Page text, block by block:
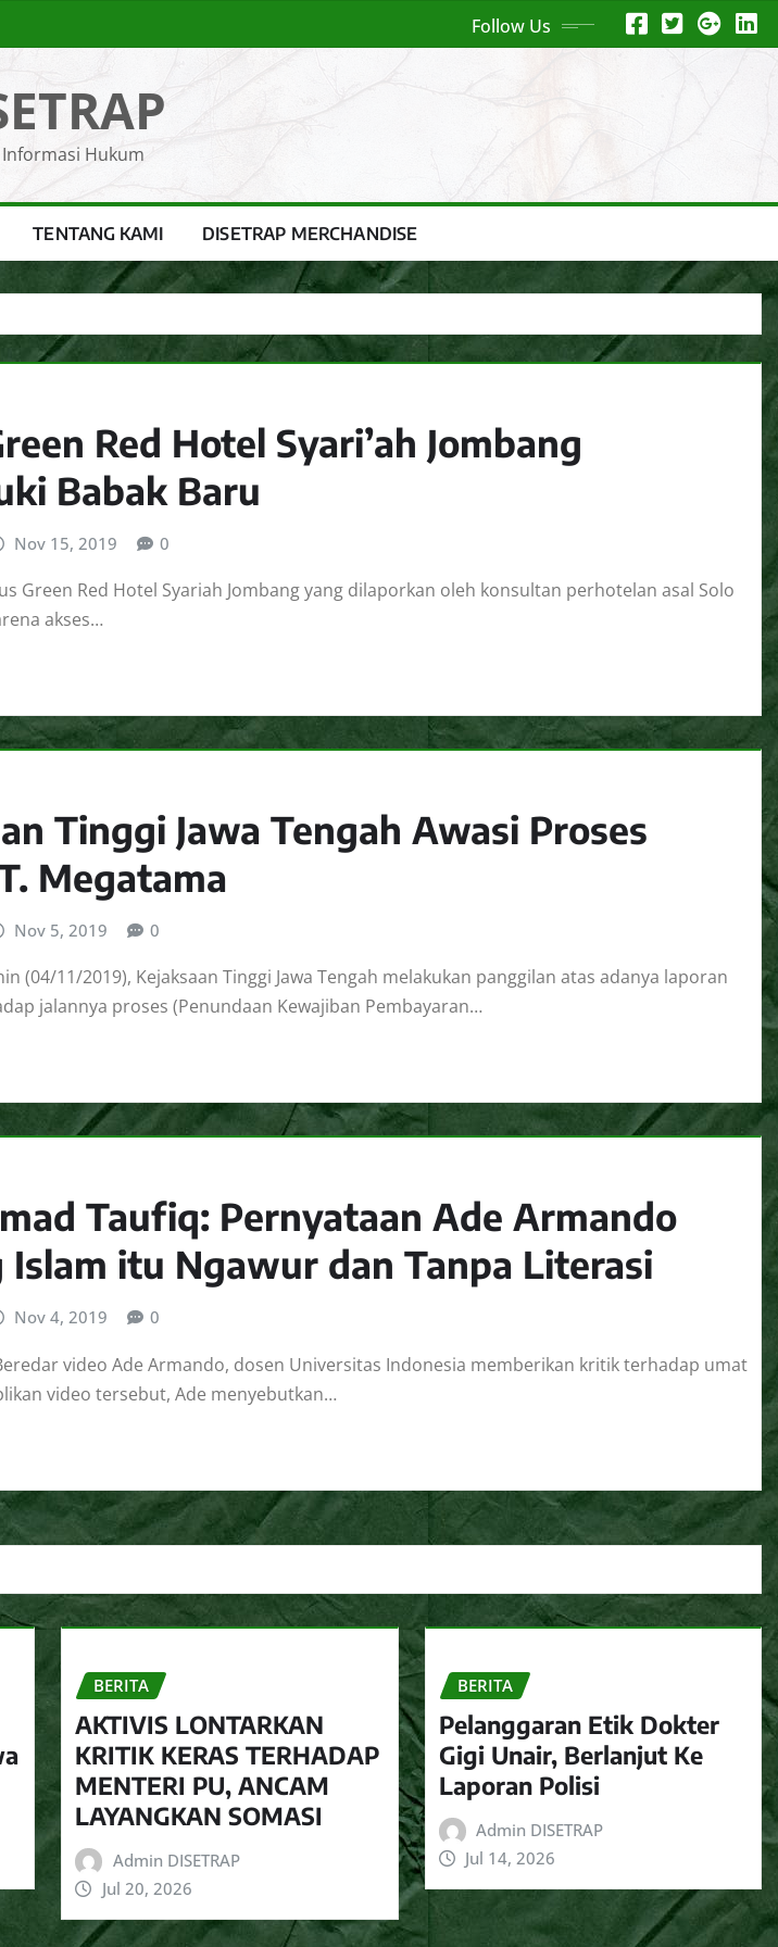
Follow Us
Hukum
TENTANG KAMI DISETRAP MERCHANDISE
Red Hotel Syari’ah Jombang
Babak Baru
Nov 15, 2019 0
Green Red Hotel Syariah Jombang yang dilaporkan oleh konsultan perhotelan asal Solo
akses…
Tinggi Jawa Tengah Awasi Proses
Megatama
Nov 5, 2019 0
(04/11/2019), Kejaksaan Tinggi Jawa Tengah melakukan panggilan atas adanya laporan
jalannya proses (Penundaan Kewajiban Pembayaran…
Taufiq: Pernyataan Ade Armando
itu Ngawur dan Tanpa Literasi
Nov 4, 2019 0
video Ade Armando, dosen Universitas Indonesia memberikan kritik terhadap umat
video tersebut, Ade menyebutkan…
BERITA
AKTIVIS LONTARKAN
KRITIK KERAS TERHADAP
MENTERI PU, ANCAM
LAYANGKAN SOMASI
Admin DISETRAP
Jul 20, 2026
BERITA
Pelanggaran Etik Dokter
Gigi Unair, Berlanjut Ke
Laporan Polisi
Admin DISETRAP
Jul 14, 2026